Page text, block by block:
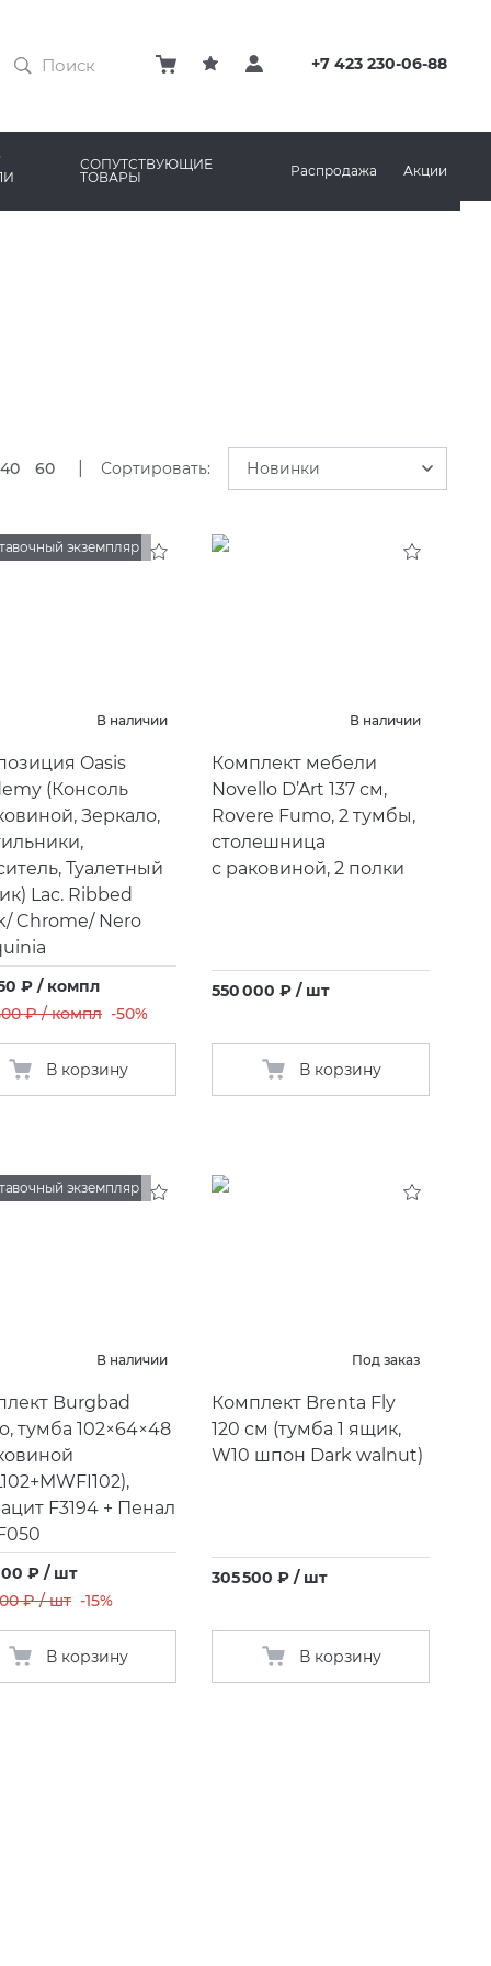
+7 423 230-06-88
MARAZZI
СОПУТСТВУЮЩИЕ
ТОВАРЫ
КЛЕЙ
СИСТЕМА ВЫРАВНИВАНИЯ
Распродажа Акции
40 60 Сортировать: Новинки
экземпляр
В наличии
Oasis
(Консоль
Зеркало,
Туалетный
Lac. Ribbed
Chrome/ Nero
₽ / компл
₽ / компл -50%
В корзину
В наличии
Комплект мебели
Novello D’Art 137 см,
Rovere Fumo, 2 тумбы,
столешница
с раковиной, 2 полки
550 000 ₽ / шт
В корзину
экземпляр
В наличии
Burgbad
тумба 102×64×48
F3194 + Пенал
₽ / шт
₽ / шт -15%
В корзину
Под заказ
Комплект Brenta Fly
120 см (тумба 1 ящик,
W10 шпон Dark walnut)
305 500 ₽ / шт
В корзину